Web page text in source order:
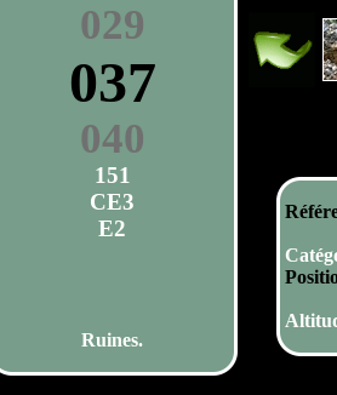
029
037
040
151
CE3
E2
Ruines.